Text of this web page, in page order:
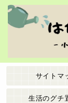
サイトマ
生活のグチ